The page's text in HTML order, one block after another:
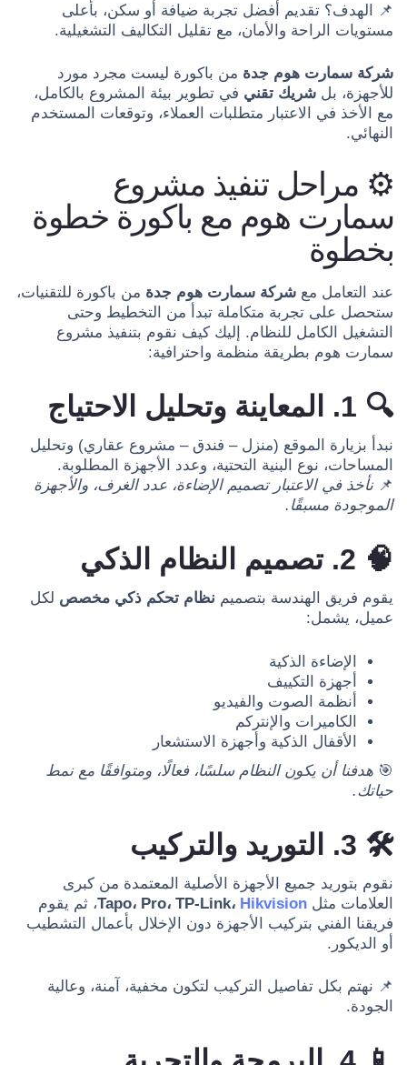
📌 الهدف؟ تقديم أفضل تجربة ضيافة أو سكن، بأعلى
مستويات الراحة والأمان، مع تقليل التكاليف التشغيلية.
شركة سمارت هوم جدة من باكورة ليست مجرد مورد
للأجهزة، بل شريك تقني في تطوير بيئة المشروع بالكامل،
مع الأخذ في الاعتبار متطلبات العملاء، وتوقعات المستخدم
النهائي.
⚙️ مراحل تنفيذ مشروع
سمارت هوم مع باكورة خطوة
بخطوة
عند التعامل مع شركة سمارت هوم جدة من باكورة للتقنيات،
ستحصل على تجربة متكاملة تبدأ من التخطيط وحتى
التشغيل الكامل للنظام. إليك كيف نقوم بتنفيذ مشروع
سمارت هوم بطريقة منظمة واحترافية:
🔍 1. المعاينة وتحليل الاحتياج
نبدأ بزيارة الموقع (منزل – فندق – مشروع عقاري) وتحليل
المساحات، نوع البنية التحتية، وعدد الأجهزة المطلوبة.
📌 نأخذ في الاعتبار تصميم الإضاءة، عدد الغرف، والأجهزة
الموجودة مسبقًا.
🧠 2. تصميم النظام الذكي
يقوم فريق الهندسة بتصميم نظام تحكم ذكي مخصص لكل
عميل، يشمل:
الإضاءة الذكية
أجهزة التكييف
أنظمة الصوت والفيديو
الكاميرات والإنتركم
الأقفال الذكية وأجهزة الاستشعار
🎯 هدفنا أن يكون النظام سلسًا، فعالًا، ومتوافقًا مع نمط
حياتك.
🛠️ 3. التوريد والتركيب
نقوم بتوريد جميع الأجهزة الأصلية المعتمدة من كبرى
العلامات مثل
Tapo، Pro، TP-Link، Hikvision
، ثم يقوم
فريقنا الفني بتركيب الأجهزة دون الإخلال بأعمال التشطيب
أو الديكور.
📌 نهتم بكل تفاصيل التركيب لتكون مخفية، آمنة، وعالية
الجودة.